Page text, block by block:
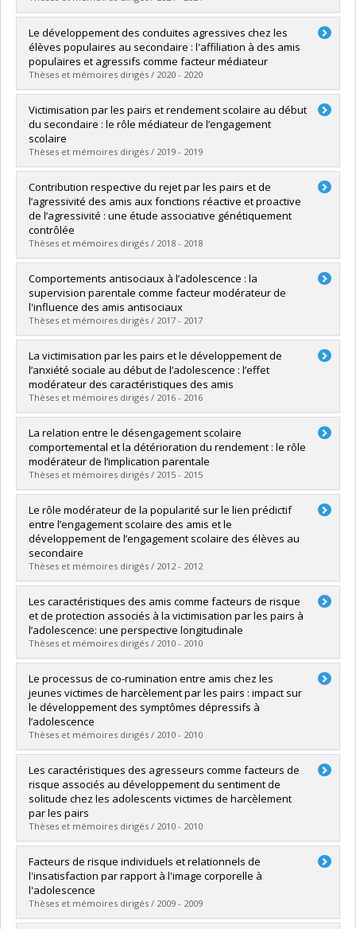
Diplômé(e) :Djaiz, Yousra Warda
Cycle : Maîtrise
Diplôme obtenu :M. Sc.
Lien vers le document dans Papyrus
Le développement des conduites agressives chez les
élèves populaires au secondaire : l'affiliation à des amis
populaires et agressifs comme facteur médiateur
Thèses et mémoires dirigés / 2020 - 2020
Diplômé(e) :Mireault, Sandrine
Cycle :Maîtrise
Diplôme obtenu :
Lien vers le document dans Papyrus
Victimisation par les pairs et rendement scolaire au début
du secondaire : le rôle médiateur de l’engagement
scolaire
Thèses et mémoires dirigés / 2019 - 2019
Diplômé(e) :Bélanger, Félix
Cycle :Maîtrise
Diplôme obtenu :M. Sc.
Lien vers le document dans Papyrus
Contribution respective du rejet par les pairs et de
l’agressivité des amis aux fonctions réactive et proactive
de l’agressivité : une étude associative génétiquement
contrôlée
Thèses et mémoires dirigés / 2018 - 2018
Diplômé(e) :Valiquette, Judith
Cycle :Maîtrise
Diplôme obtenu :M. Sc.
Lien vers le document dans Papyrus
Comportements antisociaux à l’adolescence : la
supervision parentale comme facteur modérateur de
l'influence des amis antisociaux
Thèses et mémoires dirigés / 2017 - 2017
Diplômé(e) :Bittar-Piekutowski, Malaïka
Cycle :Maîtrise
Diplôme obtenu :M. Sc.
Lien vers le document dans Papyrus
La victimisation par les pairs et le développement de
l’anxiété sociale au début de l’adolescence : l’effet
modérateur des caractéristiques des amis
Thèses et mémoires dirigés / 2016 - 2016
Diplômé(e) :Allard, Ariane
Cycle :Maîtrise
Diplôme obtenu :M. Sc.
Lien vers le document dans Papyrus
La relation entre le désengagement scolaire
comportemental et la détérioration du rendement : le rôle
modérateur de l’implication parentale
Thèses et mémoires dirigés / 2015 - 2015
Diplômé(e) :LaRose-Hebert, Gabryelle
Cycle :Maîtrise
Diplôme obtenu : M. Sc.
Lien vers le document dans Papyrus
Le rôle modérateur de la popularité sur le lien prédictif
entre l’engagement scolaire des amis et le
développement de l’engagement scolaire des élèves au
secondaire
Thèses et mémoires dirigés / 2012 - 2012
Diplômé(e) :Goulet, Mélissa
Cycle :Maîtrise
Diplôme obtenu :M. Sc.
Lien vers le document dans Papyrus
Les caractéristiques des amis comme facteurs de risque
et de protection associés à la victimisation par les pairs à
l’adolescence: une perspective longitudinale
Thèses et mémoires dirigés / 2010 - 2010
Diplômé(e) : Martel-Olivier, Elisabeth
Cycle : Maîtrise
Diplôme obtenu :M. Sc.
Lien vers le document dans Papyrus
Le processus de co-rumination entre amis chez les
jeunes victimes de harcèlement par les pairs : impact sur
le développement des symptômes dépressifs à
l’adolescence
Thèses et mémoires dirigés / 2010 - 2010
Diplômé(e) :Jerabkova, Barbara
Cycle : Maîtrise
Diplôme obtenu :M. Sc.
Lien vers le document dans Papyrus
Les caractéristiques des agresseurs comme facteurs de
risque associés au développement du sentiment de
solitude chez les adolescents victimes de harcèlement
par les pairs
Thèses et mémoires dirigés / 2010 - 2010
Diplômé(e) :Ferrer, Sarah
Cycle :Maîtrise
Diplôme obtenu :
Lien vers le document dans Papyrus
Facteurs de risque individuels et relationnels de
l'insatisfaction par rapport à l'image corporelle à
l'adolescence
Thèses et mémoires dirigés / 2009 - 2009